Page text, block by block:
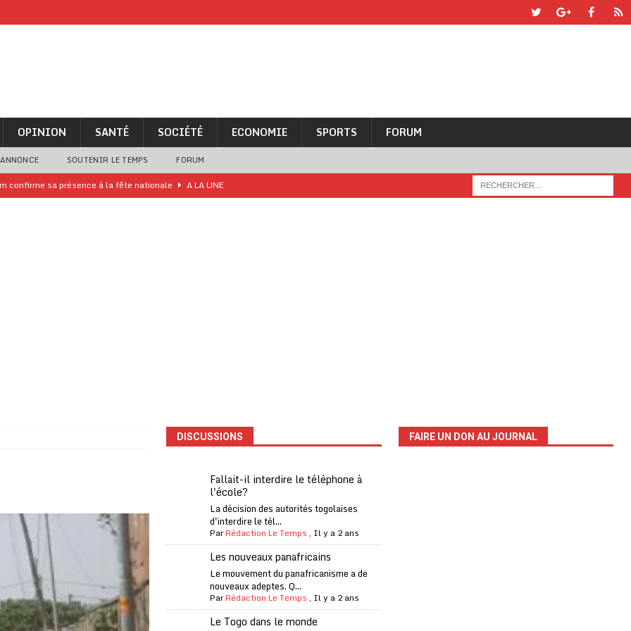
OPINION SANTÉ SOCIÉTÉ ECONOMIE SPORTS FORUM
SOUTENIR LE TEMPS FORUM
confirme sa présence à la fête nationale
A LA UNE
MONDE
à «l’unanimité» d’un boycott des Coupes du monde
International exige une enquête
A LA UNE
de Côte d’Ivoire
A LA UNE
renforcés pour éviter la triche aux soutiens-gorge sur le contre-la-
DISCUSSIONS
Fallait-il interdire le téléphone à
l'école?
La décision des autorités togolaises
d'interdire le tél...
ParRédaction Le Temps , Il y a 2 ans
Les nouveaux panafricains
Le mouvement du panafricanisme a de
nouveaux adeptes. Q...
ParRédaction Le Temps , Il y a 2 ans
Le Togo dans le monde
FAIRE UN DON AU JOURNAL